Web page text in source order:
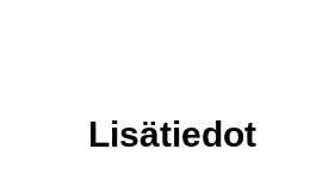
Lisätiedot